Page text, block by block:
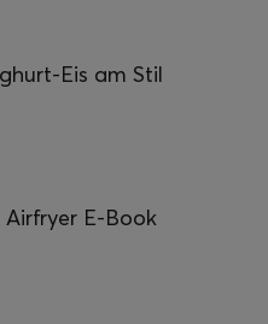
Eis am Stil
Airfryer E-Book